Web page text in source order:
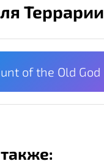
Террарии
of the Old God